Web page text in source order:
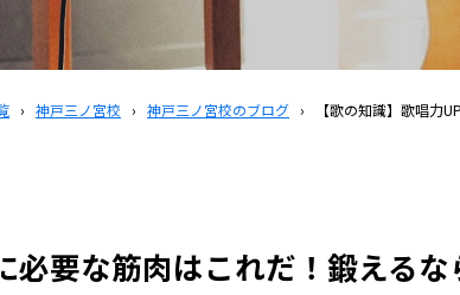
› 神戸三ノ宮校 › 神戸三ノ宮校のブログ ›
【歌の知識】歌唱力
必要な筋肉はこれだ！鍛えるな